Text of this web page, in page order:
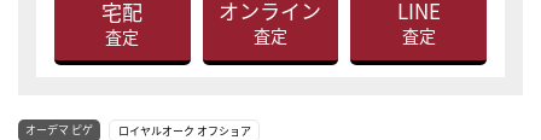
宅配
査定
オンライン
査定
LINE
査定
オーデマ ピゲ ロイヤルオーク オフショア